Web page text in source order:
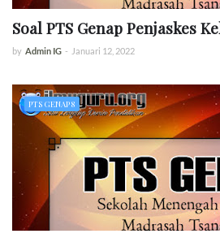
Soal PTS Genap Penjaskes
by Admin IG - Januari 12, 2022
PTS GENAP 8